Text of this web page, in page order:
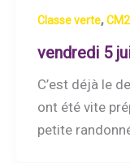
Classe verte,CM2
vendredi 5
C’est déjà le
ont été vite
petite